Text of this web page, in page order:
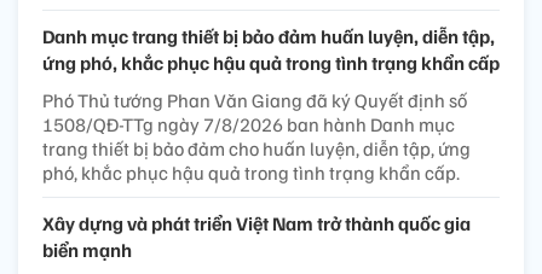
Danh mục trang thiết bị bảo đảm huấn luyện, diễn tập,
ứng phó, khắc phục hậu quả trong tình trạng khẩn cấp
Phó Thủ tướng Phan Văn Giang đã ký Quyết định số
1508/QĐ-TTg ngày 7/8/2026 ban hành Danh mục
trang thiết bị bảo đảm cho huấn luyện, diễn tập, ứng
phó, khắc phục hậu quả trong tình trạng khẩn cấp.
Xây dựng và phát triển Việt Nam trở thành quốc gia
biển mạnh